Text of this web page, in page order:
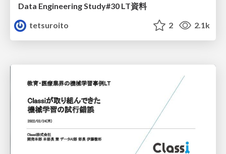
Data Engineering Study#30 LT資料
tetsuroito
2 2.1k